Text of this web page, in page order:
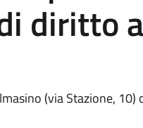
diritto
(via Stazione,